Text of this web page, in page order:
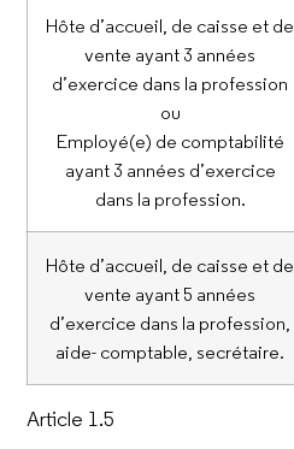
Hôte d’accueil, de caisse et de
vente ayant 3 années
d’exercice dans la profession
ou
Employé(e) de comptabilité
ayant 3 années d’exercice
dans la profession.
Hôte d’accueil, de caisse et de
vente ayant 5 années
d’exercice dans la profession,
aide- comptable, secrétaire.
Article 1.5